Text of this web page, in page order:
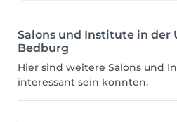
Salons und Institute in der
Bedburg
Hier sind weitere Salons und
interessant sein könnten.